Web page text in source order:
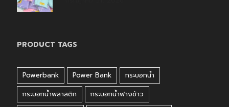
PRODUCT TAGS
Powerbank Power Bank
กระบอกน้ำ
กระบอกน้ำพลาสติก
กระบอกน้ำฟางข้าว